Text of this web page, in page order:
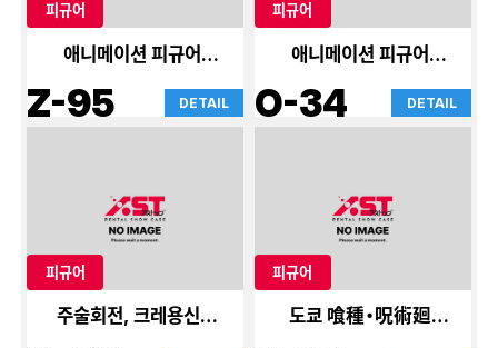
피규어
애니메이션 피규어 가
게
Z-95 DETAIL
피규어
애니메이션 피규어 가
게
O-34 DETAIL
피규어
주술회전, 크레용신짱,
피규어
도쿄 喰種・呪術廻戦